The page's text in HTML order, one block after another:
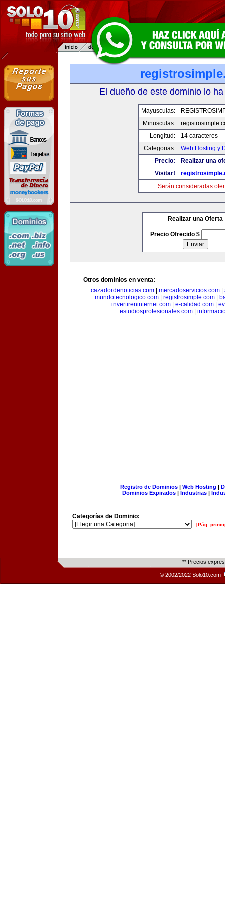
El dueño de este dominio lo
Mayusculas:
Minusculas:
Longitud:
14 caracteres
Categorias:
Web Hosting y
Precio:
Realizar una
Visitar!
Serán consideradas
Realizar una Oferta
Precio Ofrecido $
Otros dominios en venta:
cazadordenoticias.com
mercadoservicios.com
mundotecnologico.com| registrosimple.com|
invertireninternet.com| e-calidad.com|
estudiosprofesionales.com
Registro de Dominios| Web Hosting |
Dominios Expirados | Industrias |
Categorías de Dominio:
[Pág.
** Precios
© 2002/2022 Solo10.com